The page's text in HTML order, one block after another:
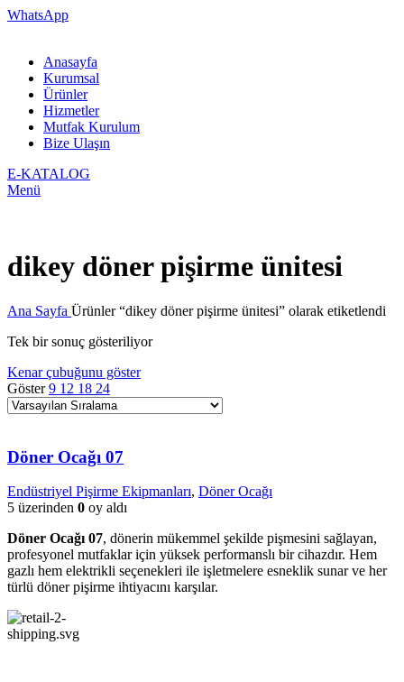
WhatsApp
Anasayfa
Kurumsal
Ürünler
Hizmetler
Mutfak Kurulum
Bize Ulaşın
E-KATALOG
Menü
dikey döner pişirme ünitesi
Ana Sayfa Ürünler “dikey döner pişirme ünitesi” olarak etiketlendi
Tek bir sonuç gösteriliyor
Kenar çubuğunu göster
Göster9 12 18 24
Döner Ocağı 07
Endüstriyel Pişirme Ekipmanları, Döner Ocağı
5 üzerinden 0 oy aldı
Döner Ocağı 07, dönerin mükemmel şekilde pişmesini sağlayan,
profesyonel mutfaklar için yüksek performanslı bir cihazdır. Hem
gazlı hem elektrikli seçenekleri ile işletmelere esneklik sunar ve her
türlü döner pişirme ihtiyacını karşılar.